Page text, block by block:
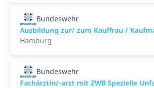
Bundeswehr
Ausbildung zur/ zum Kauffrau /
Hamburg
Bundeswehr
Fachärztin/-arzt mit ZWB Spezielle